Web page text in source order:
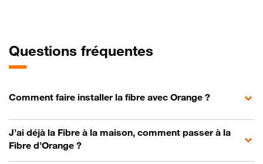
Questions fréquentes
Comment faire installer la fibre avec Orange ?
J’ai déjà la Fibre à la maison, comment passer à la
Fibre d’Orange ?